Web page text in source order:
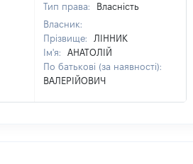
Тип права:
Власність
Власник:
Прізвище:
ЛІННИК
Ім'я:
АНАТОЛІЙ
По батькові (за наявності):
ВАЛЕРІЙОВИЧ